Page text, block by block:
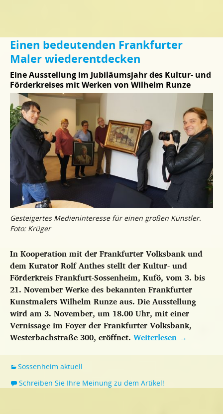
Einen bedeutenden Frankfurter
Maler wiederentdecken
Eine Ausstellung im Jubiläumsjahr des Kultur- und
Förderkreises mit Werken von Wilhelm Runze
Gesteigertes Medieninteresse für einen großen Künstler.
Foto: Krüger
In Kooperation mit der Frankfurter Volksbank und
dem Kurator Rolf Anthes stellt der Kultur- und
Förderkreis Frankfurt-Sossenheim, Kufö, vom 3. bis
21. November Werke des bekannten Frankfurter
Kunstmalers Wilhelm Runze aus. Die Ausstellung
wird am 3. November, um 18.00 Uhr, mit einer
Vernissage im Foyer der Frankfurter Volksbank,
Westerbachstraße 300, eröffnet. Weiterlesen →
Sossenheim aktuell
Schreiben Sie Ihre Meinung zu dem Artikel!